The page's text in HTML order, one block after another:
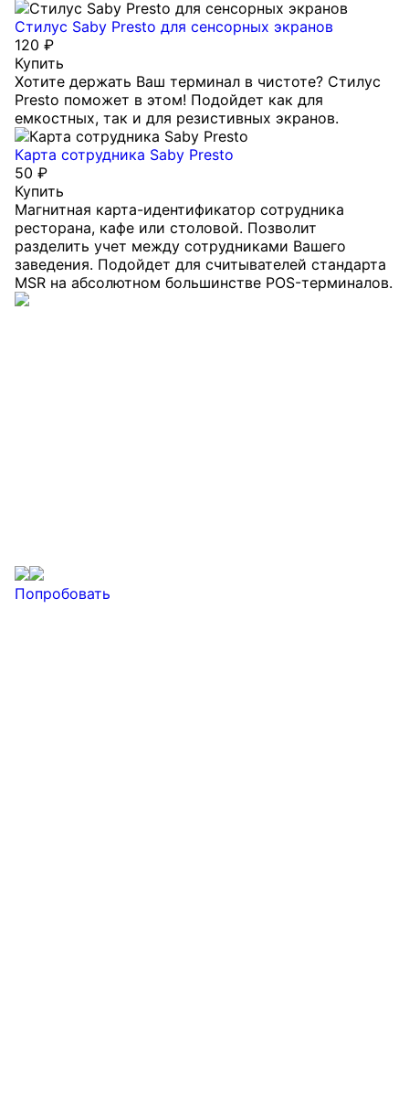
Стилус Saby Presto для сенсорных экранов
120 ₽
Купить
Хотите держать Ваш терминал в чистоте? Стилус
Presto поможет в этом! Подойдет как для
емкостных, так и для резистивных экранов.
Карта сотрудника Saby Presto
50 ₽
Купить
Магнитная карта-идентификатор сотрудника
ресторана, кафе или столовой. Позволит
разделить учет между сотрудниками Вашего
заведения. Подойдет для считывателей стандарта
MSR на абсолютном большинстве POS-терминалов.
Попробовать